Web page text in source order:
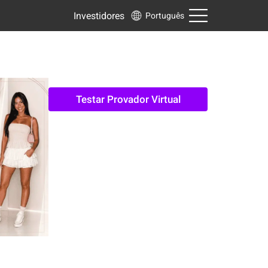
Investidores Português
Testar Provador Virtual